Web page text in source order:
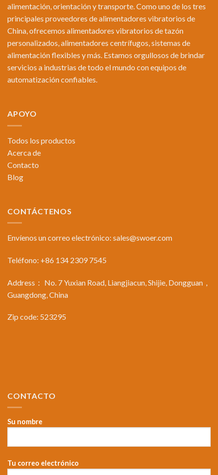
alimentación, orientación y transporte. Como uno de los tres
principales proveedores de alimentadores vibratorios de
China, ofrecemos alimentadores vibratorios de tazón
personalizados, alimentadores centrífugos, sistemas de
alimentación flexibles y más. Estamos orgullosos de brindar
servicios a industrias de todo el mundo con equipos de
automatización confiables.
APOYO
Todos los productos
Acerca de
Contacto
Blog
CONTÁCTENOS
Envíenos un correo electrónico: sales@swoer.com
Teléfono: +86 134 2309 7545
Address： No. 7 Yuxian Road, Liangjiacun, Shijie, Dongguan，
Guangdong, China
Zip code: 523295
CONTACTO
Su nombre
Tu correo electrónico